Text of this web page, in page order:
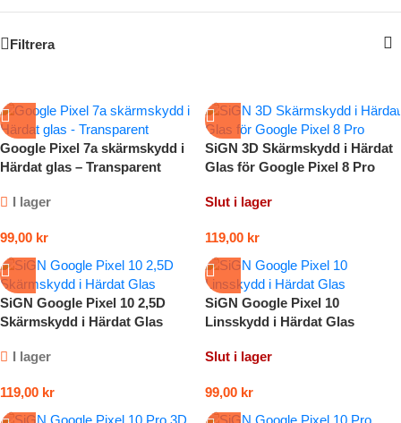
Filtrera
Google Pixel 7a skärmskydd i
Härdat glas – Transparent
I lager
99,00 kr
SiGN 3D Skärmskydd i Härdat
Glas för Google Pixel 8 Pro
Slut i lager
119,00 kr
SiGN Google Pixel 10 2,5D
Skärmskydd i Härdat Glas
I lager
119,00 kr
SiGN Google Pixel 10
Linsskydd i Härdat Glas
Slut i lager
99,00 kr